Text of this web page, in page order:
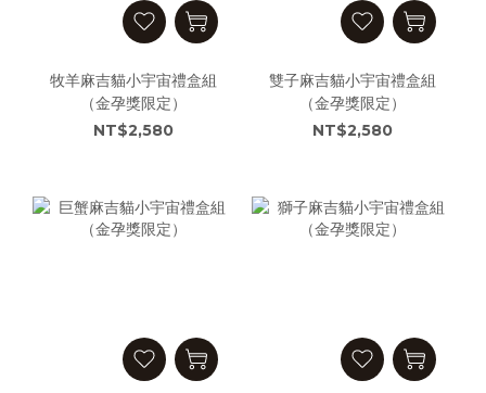
牧羊麻吉貓小宇宙禮盒組
（金孕獎限定）
NT$2,580
雙子麻吉貓小宇宙禮盒組
（金孕獎限定）
NT$2,580